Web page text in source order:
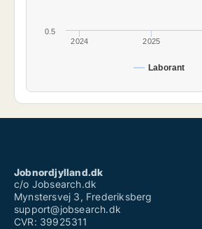
Laborant
2024 2025
0.5
Jobnordjylland.dk
c/o Jobsearch.dk
Mynstersvej 3, Frederiksberg
support@jobsearch.dk
CVR: 39925311